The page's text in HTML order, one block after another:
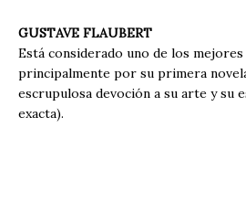
GUSTAVE FLAUBERT
Está considerado uno de los
principalmente por su primera
escrupulosa devoción a su arte y su
exacta).